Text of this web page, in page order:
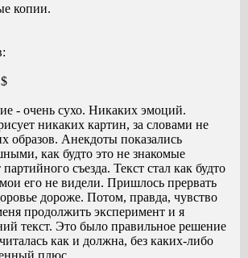
копии.
- очень сухо. Никаких эмоций.
никаких картин, за словами не
образов. Анекдоты показались
как будто это не знакомые
съезда. Текст стал как будто
его не видели. Пришлось прервать
дороже. Потом, правда, чувство
продолжить эксперимент и я
текст. Это было правильное решение
как и должна, без каких-либо
плюс.